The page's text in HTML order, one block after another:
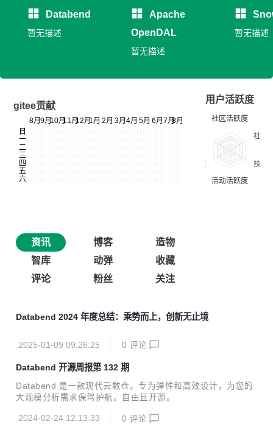
Databend
暂无描述
Apache
OpenDAL
暂无描述
暂无描述
gitee贡献
用户活跃度
资讯 博客
造物
智库
动弹
收藏
评论
粉丝 关注
Databend 2024 年度总结：乘势而上，创新无止境
2025-01-09 09:26:25 0 评论
Databend 开源周报第 132 期
Databend 是一款现代云数仓。专为弹性和高效设计，为您的
大规模分析需求保驾护航。自由且开源。
2024-02-24 12:13:33 0 评论